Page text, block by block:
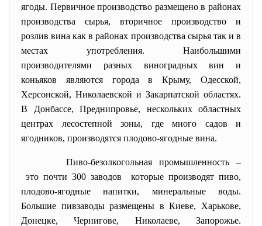
ягоды. Первичное производство размещено в районах
производства сырья, вторичное производство и
розлив вина как в районах производства сырья так и в
местах употребления. Наибольшими
производителями разных виноградных вин и
коньяков являются города в Крыму, Одесской,
Херсонской, Николаевской и Закарпатской областях.
В Донбассе, Преднипровье, нескольких областных
центрах лесостепной зоны, где много садов и
ягодников, производятся плодово-ягодные вина.
Пиво-безолкогольная промышленность –
это почти 300 заводов которые производят пиво,
плодово-ягодные напитки, минеральные воды.
Большие пивзаводы размещены в Киеве, Харькове,
Донецке, Чернигове, Николаеве, Запорожье.